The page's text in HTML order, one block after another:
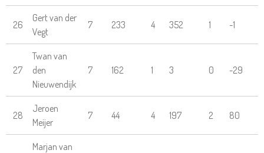
26
Gert van der
Vegt
7 233 4 352 1 -1
27
Twan van
den
Nieuwendijk
7 162 1 3 0 -29
28
Jeroen
Meijer
7 44 4 197 2 80
Marjan van